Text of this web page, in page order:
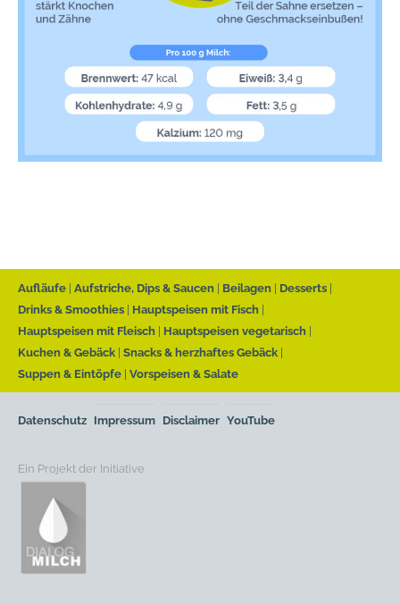
Aufläufe Aufstriche, Dips & Saucen Beilagen
Desserts
Drinks & Smoothies
Hauptspeisen mit Fisch
Hauptspeisen mit Fleisch
Hauptspeisen vegetarisch
Kuchen & Gebäck Snacks & herzhaftes Gebäck
Suppen & Eintöpfe Vorspeisen & Salate
Datenschutz Impressum Disclaimer YouTube
Ein Projekt der Initiative